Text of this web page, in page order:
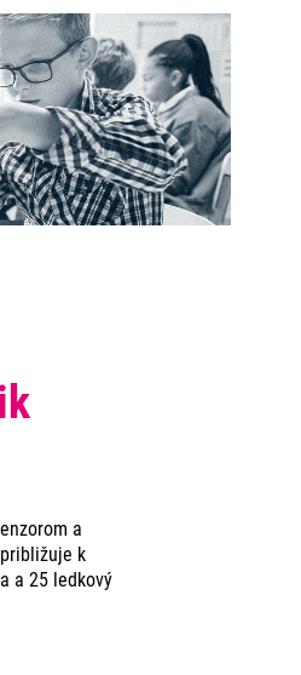
a
k
a 25 ledkový